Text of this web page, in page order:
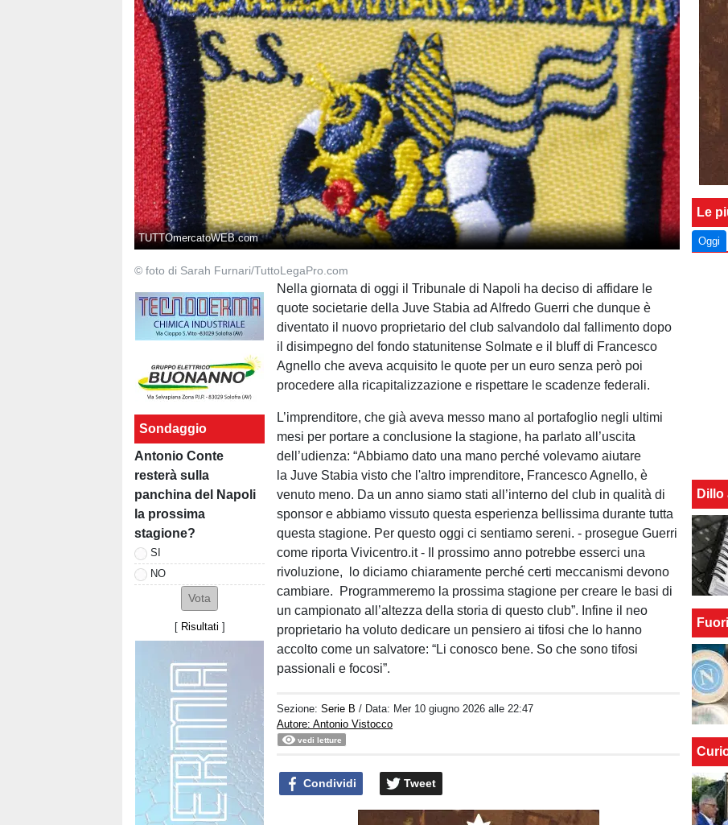
TUTTOmercatoWEB.com
© foto di Sarah Furnari/TuttoLegaPro.com
Sondaggio
Antonio Conte
resterà sulla
panchina del Napoli
la prossima
stagione?
SI
NO
[ Risultati ]
Nella giornata di oggi il Tribunale di Napoli ha deciso di affidare le
quote societarie della Juve Stabia ad Alfredo Guerri che dunque è
diventato il nuovo proprietario del club salvandolo dal fallimento dopo
il disimpegno del fondo statunitense Solmate e il bluff di Francesco
Agnello che aveva acquisito le quote per un euro senza però poi
procedere alla ricapitalizzazione e rispettare le scadenze federali.
L’imprenditore, che già aveva messo mano al portafoglio negli ultimi
mesi per portare a conclusione la stagione, ha parlato all’uscita
dell’udienza: “Abbiamo dato una mano perché volevamo aiutare
la Juve Stabia visto che l'altro imprenditore, Francesco Agnello, è
venuto meno. Da un anno siamo stati all’interno del club in qualità di
sponsor e abbiamo vissuto questa esperienza bellissima durante tutta
questa stagione. Per questo oggi ci sentiamo sereni. - prosegue Guerri
come riporta Vivicentro.it - Il prossimo anno potrebbe esserci una
rivoluzione, lo diciamo chiaramente perché certi meccanismi devono
cambiare. Programmeremo la prossima stagione per creare le basi di
un campionato all’altezza della storia di questo club”. Infine il neo
proprietario ha voluto dedicare un pensiero ai tifosi che lo hanno
accolto come un salvatore: “Li conosco bene. So che sono tifosi
passionali e focosi”.
Sezione:Serie B / Data: Mer 10 giugno 2026 alle 22:47
Autore: Antonio Vistocco
vedi letture
Condividi Tweet
Le
Oggi
Dillo